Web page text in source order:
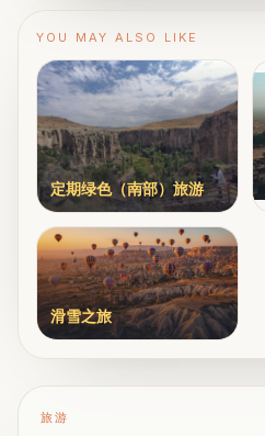
YOU MAY ALSO LIKE
定期绿色（南部）旅游
滑雪之旅
旅游